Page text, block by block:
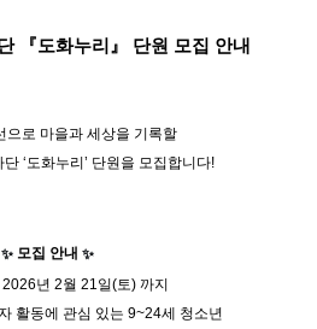
『도화누리』 단원 모집 안내
으로 마을과 세상을 기록할
‘도화누리’ 단원을 모집합니다!
✨모집 안내 ✨
년 2월 21일(토) 까지
활동에 관심 있는 9~24세 청소년